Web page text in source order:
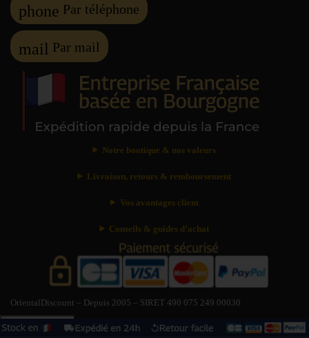
phone Par téléphone
mail Par mail
Notre boutique & nos valeurs
Livraison, retours & remboursement
Vos avantages client
Conseils & guides d’achat
OrientalDiscount – Depuis 2005 – SIRET 490 075 249 00030
Besoin d’aide ?
?